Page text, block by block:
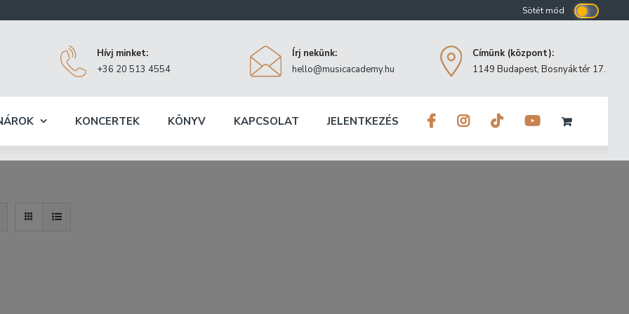
Hívj minket:
+36 20 513 4554
Írj nekünk:
hello@musicacademy.hu
Címünk (központ):
1149 Budapest, Bosnyák tér 17.
KONCERTEK KÖNYV KAPCSOLAT JELENTKEZÉS